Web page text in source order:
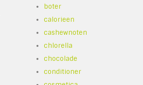
boter
calorieen
cashewnoten
chlorella
chocolade
conditioner